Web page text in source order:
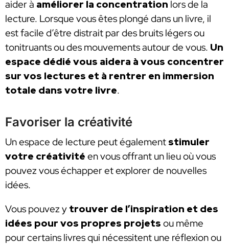
aider à améliorer la concentration lors de la
lecture. Lorsque vous êtes plongé dans un livre, il
est facile d’être distrait par des bruits légers ou
tonitruants ou des mouvements autour de vous. Un
espace dédié vous aidera à vous concentrer
sur vos lectures et à rentrer en immersion
totale dans votre livre.
Favoriser la créativité
Un espace de lecture peut également stimuler
votre créativité en vous offrant un lieu où vous
pouvez vous échapper et explorer de nouvelles
idées.
Vous pouvez y trouver de l’inspiration et des
idées pour vos propres projets ou même
pour certains livres qui nécessitent une réflexion ou